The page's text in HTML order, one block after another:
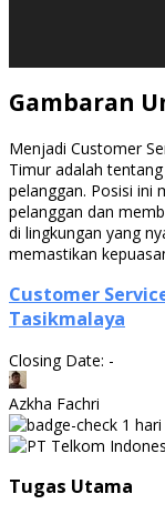
Gambaran
Menjadi Customer
Timur adalah
pelanggan. Posisi ini
pelanggan dan
di lingkungan yang
memastikan
Customer
Tasikmalaya
Closing Date: -
Azkha Fachri
1 hari
Tugas Utama